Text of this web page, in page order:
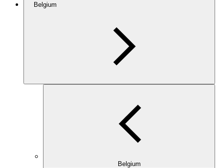
Belgium
Belgium